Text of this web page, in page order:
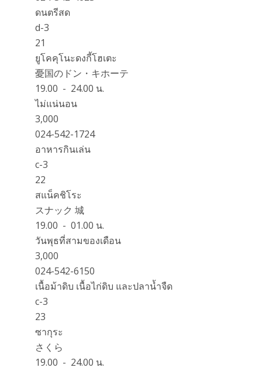
ดนตรีสด
d-3
21
ยูโคคุโนะดงกี้โฮเตะ
憂国のドン・キホーテ
19.00 - 24.00 น.
ไม่แน่นอน
3,000
024-542-1724
อาหารกินเล่น
c-3
22
สแน็คชิโระ
スナック 城
19.00 - 01.00 น.
วันพุธที่สามของเดือน
3,000
024-542-6150
เนื้อม้าดิบ เนื้อไก่ดิบ และปลาน้ำจืด
c-3
23
ซากุระ
さくら
19.00 - 24.00 น.